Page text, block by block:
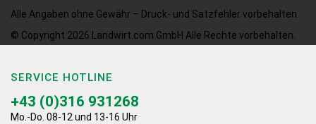
Alle Angaben ohne Gewähr – Druck- und Satzfehler vorbehalten.
© Copyright 2026 Landwirt.com GmbH Alle Rechte vorbehalten.
SERVICE HOTLINE
+43 (0)316 931268
Mo.-Do. 08-12 und 13-16 Uhr